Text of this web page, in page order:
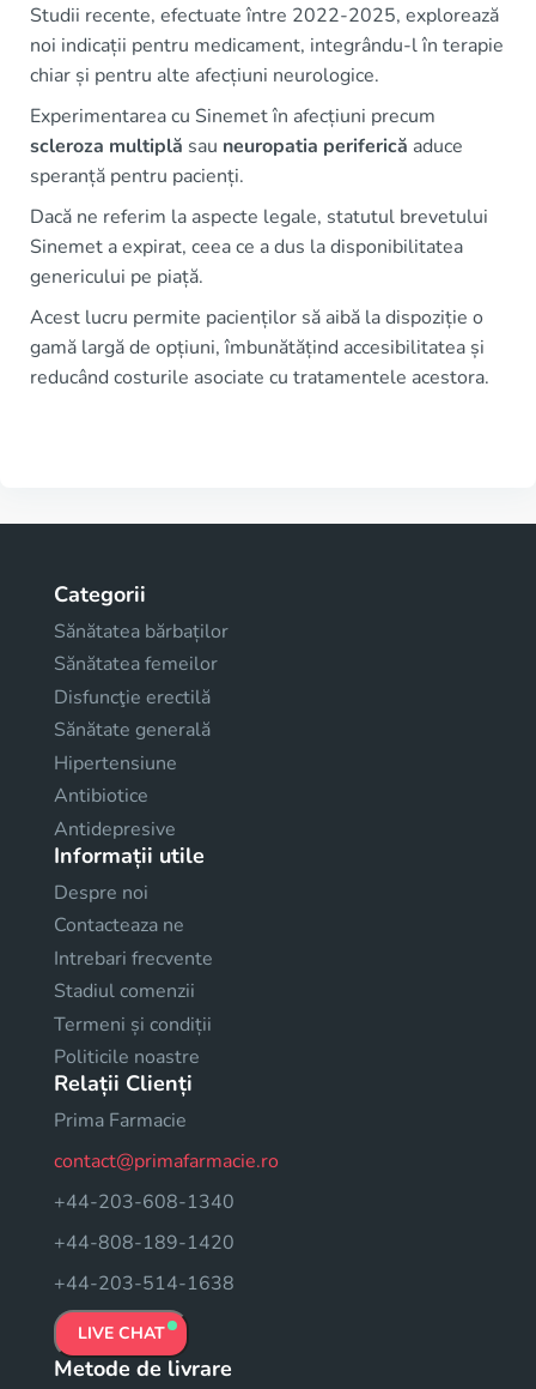
Studii recente, efectuate între 2022-2025, explorează
noi indicații pentru medicament, integrându-l în terapie
chiar și pentru alte afecțiuni neurologice.
Experimentarea cu Sinemet în afecțiuni precum
scleroza multiplă sau neuropatia periferică aduce
speranță pentru pacienți.
Dacă ne referim la aspecte legale, statutul brevetului
Sinemet a expirat, ceea ce a dus la disponibilitatea
genericului pe piață.
Acest lucru permite pacienților să aibă la dispoziție o
gamă largă de opțiuni, îmbunătățind accesibilitatea și
reducând costurile asociate cu tratamentele acestora.
Categorii
Sănătatea bărbaților
Sănătatea femeilor
Disfuncţie erectilă
Sănătate generală
Hipertensiune
Antibiotice
Antidepresive
Informații utile
Despre noi
Contacteaza ne
Intrebari frecvente
Stadiul comenzii
Termeni și condiții
Politicile noastre
Relații Clienți
Prima Farmacie
contact@primafarmacie.ro
+44-203-608-1340
+44-808-189-1420
+44-203-514-1638
LIVE CHAT
Metode de livrare